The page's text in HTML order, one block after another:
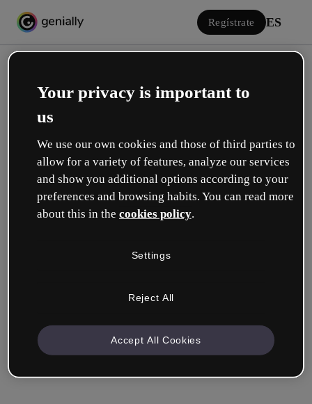
Regístrate ES
Iniciar sesión
Inicia sesión con Google
Recuérdame ¿Has olvidado tu contraseña?
Your privacy is important to
us
We use our own cookies and those of third parties to
allow for a variety of features, analyze our services
and show you additional options according to your
preferences and browsing habits. You can read more
about this in the cookies policy.
Settings
Reject All
Accept All Cookies